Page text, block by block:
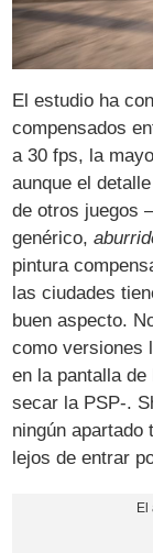
El estudio ha
compensados
a 30 fps, la
aunque el
de otros juegos
genérico,
pintura
las ciudades
buen aspecto.
como versiones
en la pantalla
secar la PSP-.
ningún apartado
lejos de entrar